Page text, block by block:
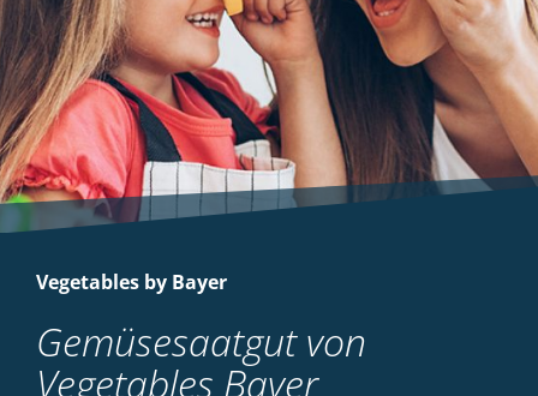
Vegetables by Bayer
Gemüsesaatgut von
Vegetables Bayer